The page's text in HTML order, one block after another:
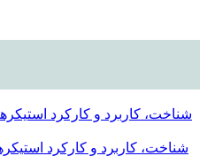
شناخت، کاربرد و کارکرد